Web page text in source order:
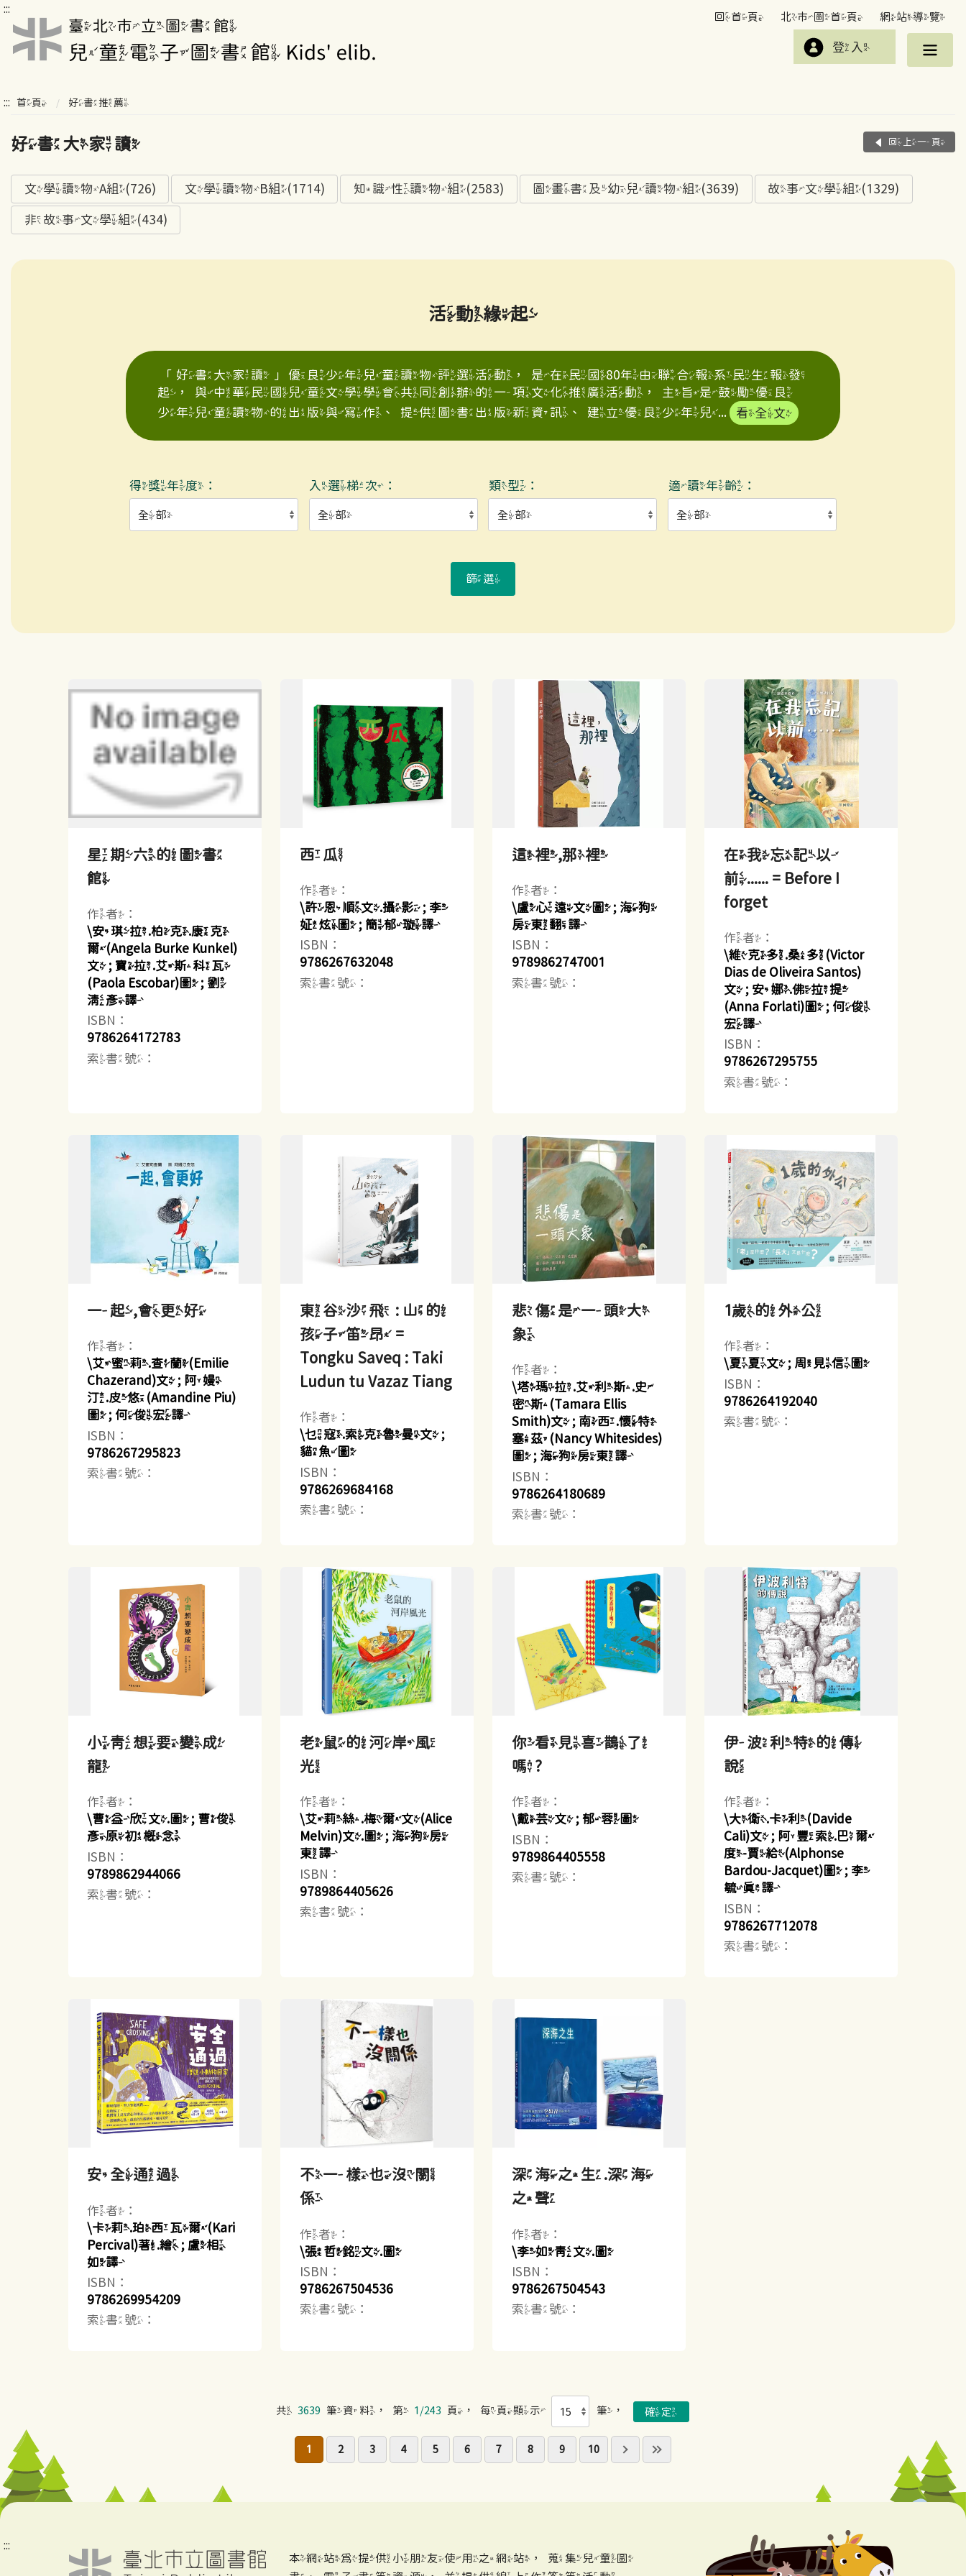
:::
回首頁 北市圖首頁 網站導覽
登入
::: 首頁 好書推薦
好書大家讀 回上一頁
文學讀物A組(726) 文學讀物B組(1714) 知識性讀物組(2583) 圖畫書及幼兒讀物組(3639) 故事文學組(1329)
非故事文學組(434)
活動緣起
「好書大家讀」優良少年兒童讀物評選活動，是在民國80年由聯合報系民生報發
起，與中華民國兒童文學學會共同創辦的一項文化推廣活動，主旨是鼓勵優良
少年兒童讀物的出版與寫作、提供圖書出版新資訊、建立優良少年兒...
看全文
得獎年度： 入選梯次： 類型： 適讀年齡：
篩選
星期六的圖書
館
作者：
\安琪拉.柏克.康克
爾(Angela Burke Kunkel)
文 ; 寶拉.艾斯科瓦
(Paola Escobar)圖 ; 劉
清彥譯
ISBN：
9786264172783
索書號：
西瓜
作者：
\許恩順文.攝影 ; 李
姃炫圖 ; 簡郁璇譯
ISBN：
9786267632048
索書號：
這裡,那裡
作者：
\盧心遠文圖 ; 海狗
房東翻譯
ISBN：
9789862747001
索書號：
在我忘記以
前...... = Before I
forget
作者：
\維克多.桑多(Victor
Dias de Oliveira Santos)
文 ; 安娜.佛拉提
(Anna Forlati)圖 ; 何俊
宏譯
ISBN：
9786267295755
索書號：
一起,會更好
作者：
\艾蜜莉.查蘭(Emilie
Chazerand)文 ; 阿嫚
汀.皮悠(Amandine Piu)
圖 ; 何俊宏譯
ISBN：
9786267295823
索書號：
東谷沙飛 : 山的
孩子笛昂 =
Tongku Saveq : Taki
Ludun tu Vazaz Tiang
作者：
\乜寇.索克魯曼文 ;
貓魚圖
ISBN：
9786269684168
索書號：
悲傷是一頭大
象
作者：
\塔瑪拉.艾利斯.史
密斯(Tamara Ellis
Smith)文 ; 南西.懷特
塞茲(Nancy Whitesides)
圖 ; 海狗房東譯
ISBN：
9786264180689
索書號：
1歲的外公
作者：
\夏夏文 ; 周見信圖
ISBN：
9786264192040
索書號：
小青想要變成
龍
作者：
\曹益欣文.圖 ; 曹俊
彥原初概念
ISBN：
9789862944066
索書號：
老鼠的河岸風
光
作者：
\艾莉絲.梅爾文(Alice
Melvin)文.圖 ; 海狗房
東譯
ISBN：
9789864405626
索書號：
你看見喜鵲了
嗎?
作者：
\戴芸文 ; 郁蓉圖
ISBN：
9789864405558
索書號：
伊波利特的傳
說
作者：
\大衛.卡利(Davide
Cali)文 ; 阿豐索.巴爾
度-賈給(Alphonse
Bardou-Jacquet)圖 ; 李
毓真譯
ISBN：
9786267712078
索書號：
安全通過
作者：
\卡莉.珀西瓦爾(Kari
Percival)著.繪 ; 盧相
如譯
ISBN：
9786269954209
索書號：
不一樣也沒關
係
作者：
\張哲銘文.圖
ISBN：
9786267504536
索書號：
深海之生.深海
之聲
作者：
\李如青文.圖
ISBN：
9786267504543
索書號：
共 3639 筆資料，第 1/243 頁，每頁顯示 筆，
1 2 3 4 5 6 7 8 9 10
:::
本網站為提供小朋友使用之網站，蒐集兒童圖